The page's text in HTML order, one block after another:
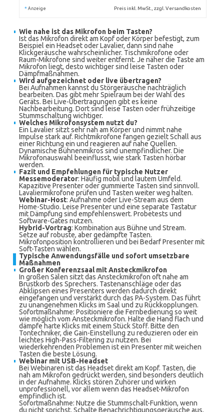
* Anzeige Preis inkl. MwSt., zzgl. Versandkosten
Wie nahe ist das Mikrofon beim Tasten?
Ist das Mikrofon direkt am Kopf oder Körper befestigt, zum
Beispiel ein Headset oder Lavalier, dann sind nahe
Klickgeräusche wahrscheinlicher. Tischmikrofone oder
Raum-Mikrofone sind weiter entfernt. Je näher die Taste am
Mikrofon liegt, desto wichtiger sind leise Tasten oder
Dämpfmaßnahmen.
Wird aufgezeichnet oder live übertragen?
Bei Aufnahmen kannst du Störgeräusche nachträglich
bearbeiten. Das gibt mehr Spielraum bei der Wahl des
Geräts. Bei Live-Übertragungen gibt es keine
Nachbearbeitung. Dort sind leise Tasten oder frühzeitige
Stummschaltung wichtiger.
Welches Mikrofonsystem nutzt du?
Ein Lavalier sitzt sehr nah am Körper und nimmt nahe
Impulse stark auf. Richtmikrofone fangen gezielt Schall aus
einer Richtung ein und reagieren auf nahe Quellen.
Dynamische Bühnenmikros sind unempfindlicher. Die
Mikrofonauswahl beeinflusst, wie stark Tasten hörbar
werden.
Fazit und Empfehlungen für typische Nutzer
Messemoderator: Häufig mobil und lautem Umfeld.
Kapazitive Presenter oder gummierte Tasten sind sinnvoll.
Lavaliermikrofone prüfen und Tasten weiter weg halten.
Webinar-Host: Aufnahme oder Live-Stream aus dem
Home-Studio. Leise Presenter und eine separate Tastatur
mit Dämpfung sind empfehlenswert. Probetests und
Software-Gates nutzen.
Hybrid-Vortrag: Kombination aus Bühne und Stream.
Setze auf robuste, aber gedämpfte Tasten.
Mikrofonposition kontrollieren und bei Bedarf Presenter mit
Soft-Tasten wählen.
Typische Anwendungsfälle und sofort umsetzbare
Maßnahmen
Großer Konferenzsaal mit Ansteckmikrofon
In großen Sälen sitzt das Ansteckmikrofon oft nahe am
Brustkorb des Sprechers. Tastenanschläge oder das
Abklipsen eines Presenters werden dadurch direkt
eingefangen und verstärkt durch das PA-System. Das führt
zu unangenehmen Klicks im Saal und zu Rückkopplungen.
Sofortmaßnahme: Positioniere die Fernbedienung so weit
wie möglich vom Ansteckmikrofon. Halte die Hand flach und
dämpfe harte Klicks mit einem Stück Stoff. Bitte den
Tontechniker, die Gain-Einstellung zu reduzieren oder ein
leichtes High-Pass-Filtering zu nutzen. Bei
wiederkehrenden Problemen ist ein Presenter mit weichen
Tasten die beste Lösung.
Webinar mit USB-Headset
Bei Webinaren ist das Headset direkt am Kopf. Tasten, die
nah am Mikrofon gedrückt werden, sind besonders deutlich
in der Aufnahme. Klicks stören Zuhörer und wirken
unprofessionell, vor allem wenn das Headset-Mikrofon
empfindlich ist.
Sofortmaßnahme: Nutze die Stummschalt-Funktion, wenn
du nicht sprichst. Schalte Benachrichtigungsgeräusche aus.